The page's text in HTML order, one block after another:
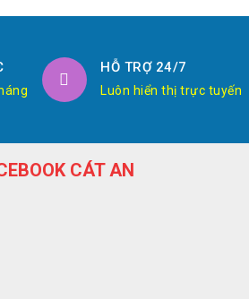
HỖ TRỢ 24/7
Luôn hiển thị trực tuyến
CÁT AN